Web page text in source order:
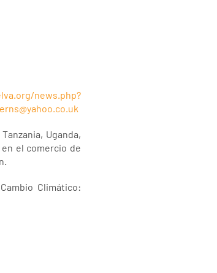
news.php?
Uganda,
el comercio de
Climático: